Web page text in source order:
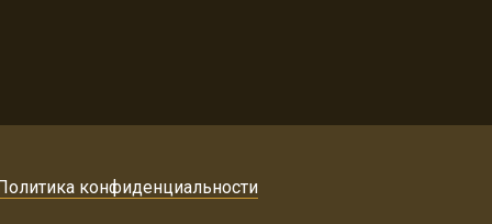
конфиденциальности